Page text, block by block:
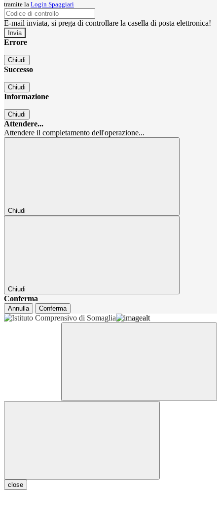
tramite la Login Spaggiari
E-mail inviata, si prega di controllare la casella di posta elettronica!
Errore
Chiudi
Successo
Chiudi
Informazione
Chiudi
Attendere...
Attendere il completamento dell'operazione...
Chiudi
Chiudi
Conferma
Annulla Conferma
close